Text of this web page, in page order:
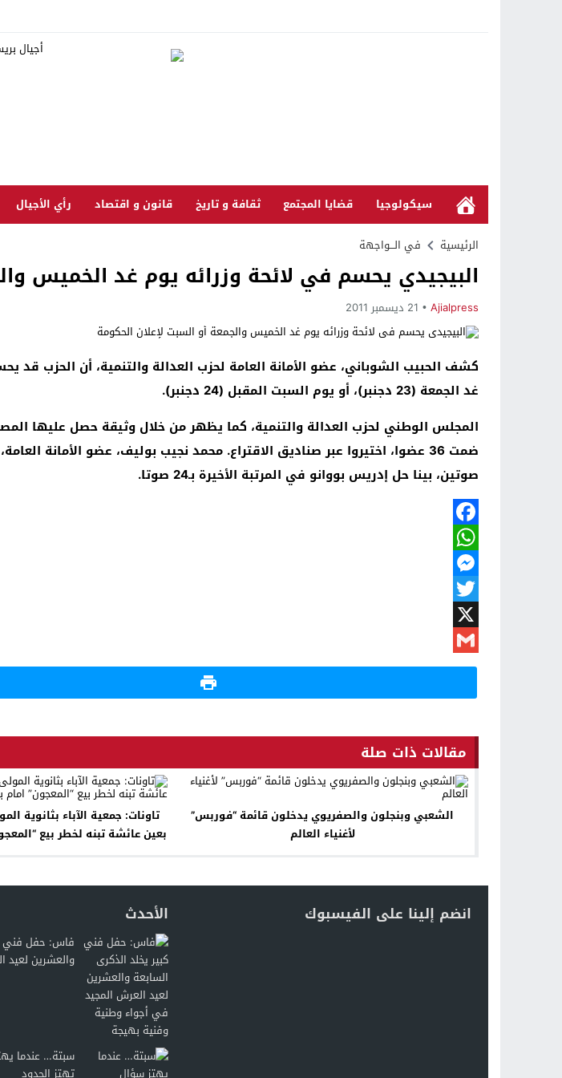
سيكولوجيا قضايا المجتمع ثقافة و تاريخ قانون و اقتصاد رأي الأجيال
الرئيسية في الـــواجهة
البيجيدي يحسم في لائحة وزرائه يوم غد الخميس
Ajialpress 21 ديسمبر 2011
غد الجمعة (23 دجنبر)، أو يوم السبت المقبل (24 دجنبر).
المجلس الوطني لحزب العدالة والتنمية، كما يظهر من خلال وثيقة حصل عليها
صوتين، بينا حل إدريس بووانو في المرتبة الأخيرة بـ24 صوتا.
Facebook
WhatsApp
Messenger
Twitter
X
Gmail
مقالات ذات صلة
الشعبي وبنجلون والصفريوي يدخلون قائمة “فوربس”
لأغنياء العالم
تاونات: جمعية الآباء بثانوية
بعين عائشة تبنه لخطر بيع
انضم إلينا على الفيسبوك الأحدث
فاس: حفل فني
والعشرين لعيد
سبتة… عندما
تهتز الحدود